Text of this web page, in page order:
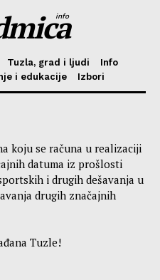
info
Tuzla, grad i ljudi
Info
i edukacije Izbori
koju se računa u realizaciji
datuma iz prošlosti
i drugih dešavanja u
drugih značajnih
Tuzle!